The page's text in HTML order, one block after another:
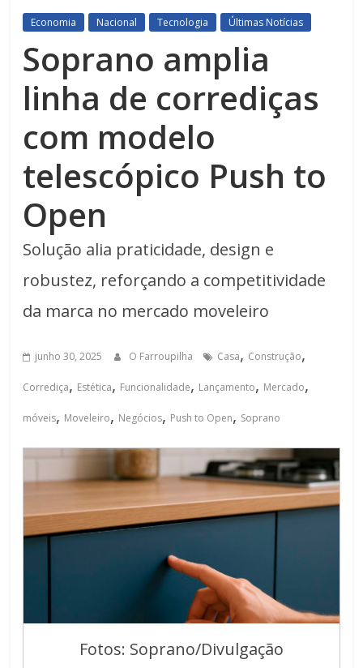
Economia Nacional Tecnologia Últimas Notícias
Soprano amplia
linha de corrediças
com modelo
telescópico Push to
Open
Solução alia praticidade, design e
robustez, reforçando a competitividade
da marca no mercado moveleiro
junho 30, 2025 O Farroupilha Casa, Construção,
Corrediça, Estética, Funcionalidade, Lançamento, Mercado,
móveis, Moveleiro, Negócios, Push to Open, Soprano
Fotos: Soprano/Divulgação